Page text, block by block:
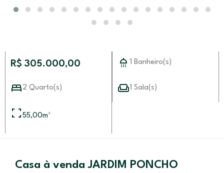
R$ 305.000,00 1 Banheiro(s)
2 Quarto(s) 1 Sala(s)
55,00m²
Casa à venda JARDIM PONCHO